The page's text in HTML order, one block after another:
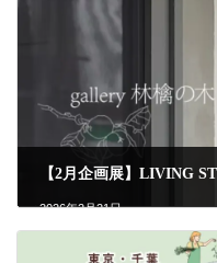
2026年2月21日
次の記事